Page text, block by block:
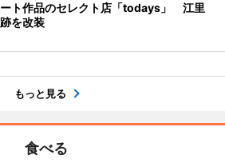
ト作品のセレクト店「todays」 江里
を改装
もっと見る
食べる